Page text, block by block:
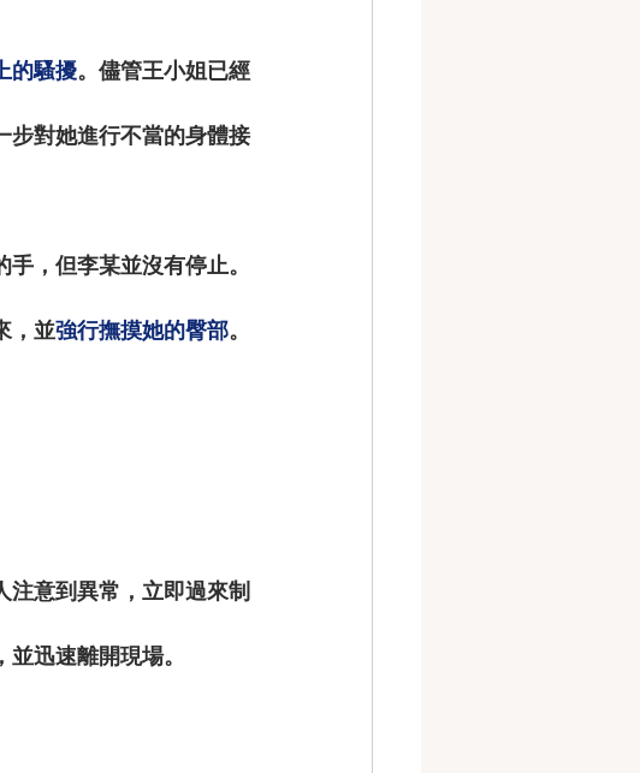
的騷擾。儘管王小姐已經
步對她進行不當的身體接
， 但李某並沒有停止。
，並強行撫摸她的臀部。
注意到異常，立即過來制
迅速離開現場。